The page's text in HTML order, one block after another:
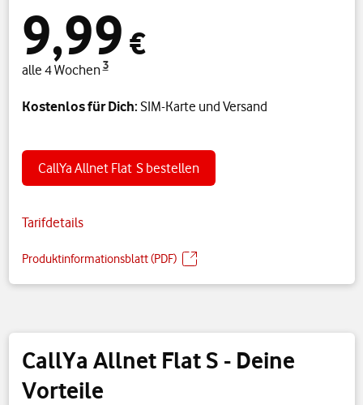
CallYa Allnet Flat S - Deine
Vorteile
9,99 €
alle 4 Wochen 3
Kostenlos für Dich: SIM-Karte und Versand
CallYa Allnet Flat Sbestellen
Tarifdetails
Produktinformationsblatt (PDF)